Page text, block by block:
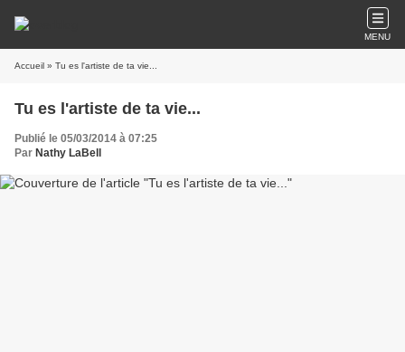
MENU
Accueil » Tu es l'artiste de ta vie...
Tu es l'artiste de ta vie...
Publié le 05/03/2014 à 07:25
Par Nathy LaBell